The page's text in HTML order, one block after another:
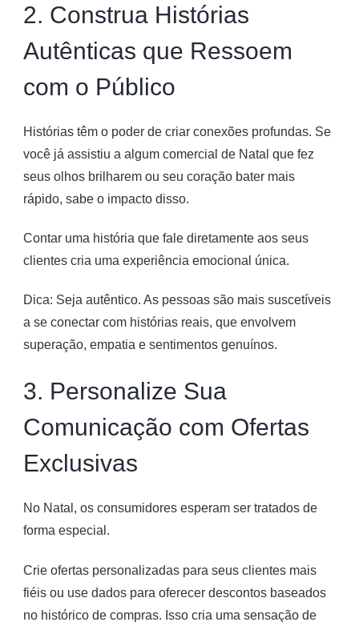
2. Construa Histórias
Autênticas que Ressoem
com o Público
Histórias têm o poder de criar conexões profundas. Se
você já assistiu a algum comercial de Natal que fez
seus olhos brilharem ou seu coração bater mais
rápido, sabe o impacto disso.
Contar uma história que fale diretamente aos seus
clientes cria uma experiência emocional única.
Dica: Seja autêntico. As pessoas são mais suscetíveis
a se conectar com histórias reais, que envolvem
superação, empatia e sentimentos genuínos.
3. Personalize Sua
Comunicação com Ofertas
Exclusivas
No Natal, os consumidores esperam ser tratados de
forma especial.
Crie ofertas personalizadas para seus clientes mais
fiéis ou use dados para oferecer descontos baseados
no histórico de compras. Isso cria uma sensação de